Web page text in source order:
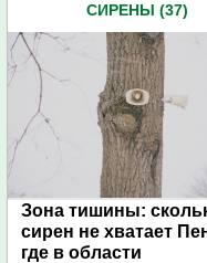
СИРЕНЫ (37)
Зона тишины:
сирен не хватает
где в области